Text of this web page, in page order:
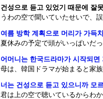
건성으로 듣고 있었기 때문에 잘
うわの空で聞いていたせいで、
여름 방학 계획으로 머리가 가득
夏休みの予定で頭がいっぱいだ
어머니는 한국드라마가 시작되
母は、韓国ドラマが始まると家
너는 건성으로 듣고 있으니까 모
君は上の空で聴いているからわか